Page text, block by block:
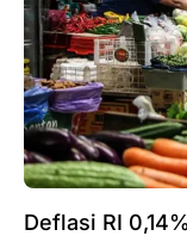
Deflasi RI